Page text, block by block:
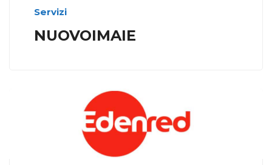
Servizi
NUOVOIMAIE